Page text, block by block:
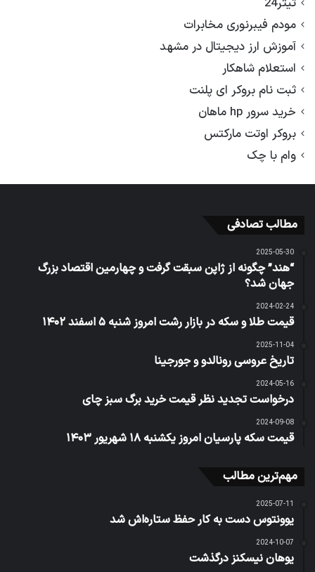
مودم فیبرنوری مخابرات
آموزش ارز دیجیتال در مشهد
استعلام شاهکار
ثبت نام بروکر ای پلنت
خرید سرور hp ماهان
بروکر اوتت مارکتس
وام با چک
مطالب تصادفی
2025-05-30
“هند” چگونه از ژاپن سبقت گرفت و چهارمین اقتصاد بزرگ
جهان شد؟
2024-02-24
قیمت طلا و سکه در بازار رشت امروز شنبه ۵ اسفند ۱۴۰۲
2025-11-04
تاریخ عروسی رونالدو و جورجینا
2024-05-16
درخواست تجدید نظر قیمت خرید برگ سبز چای
2024-09-08
قیمت سکه پارسیان امروز یکشنبه ۱۸ شهریور ۱۴۰۳
مهم‌ترین مطالب
2025-07-11
یوونتوس دست به کار حفظ ستاره‌اش شد
2024-10-07
یوهان نیسکنز درگذشت